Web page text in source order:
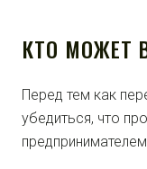
КТО МОЖЕТ
Перед тем как
убедиться, что